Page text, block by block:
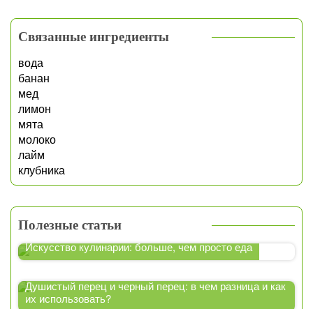
Связанные ингредиенты
вода
банан
мед
лимон
мята
молоко
лайм
клубника
Полезные статьи
Искусство кулинарии: больше, чем просто еда
Душистый перец и черный перец: в чем разница и как
их использовать?